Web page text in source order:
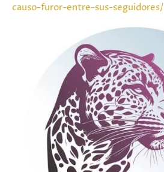
causo-furor-entre-sus-seguidores/